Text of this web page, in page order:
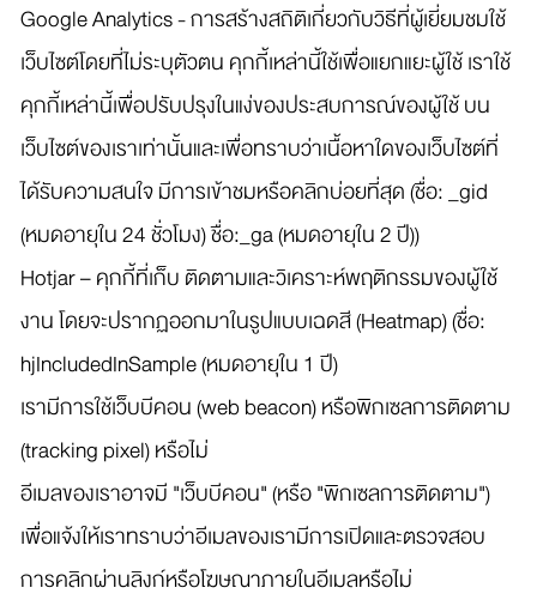
Google Analytics - การสร้างสถิติเกี่ยวกับวิธีที่ผู้เยี่ยมชมใช้
เว็บไซต์โดยที่ไม่ระบุตัวตน คุกกี้เหล่านี้ใช้เพื่อแยกแยะผู้ใช้ เราใช้
คุกกี้เหล่านี้เพื่อปรับปรุงในแง่ของประสบการณ์ของผู้ใช้ บน
เว็บไซต์ของเราเท่านั้นและเพื่อทราบว่าเนื้อหาใดของเว็บไซต์ที่
ได้รับความสนใจ มีการเข้าชมหรือคลิกบ่อยที่สุด (ชื่อ: _gid
(หมดอายุใน 24 ชั่วโมง) ชื่อ:_ga (หมดอายุใน 2 ปี))
Hotjar – คุกกี้ที่เก็บ ติดตามและวิเคราะห์พฤติกรรมของผู้ใช้
งาน โดยจะปรากฏออกมาในรูปแบบเฉดสี (Heatmap) (ชื่อ:
hjIncludedInSample (หมดอายุใน 1 ปี)
เรามีการใช้เว็บบีคอน (web beacon) หรือพิกเซลการติดตาม
(tracking pixel) หรือไม่
อีเมลของเราอาจมี "เว็บบีคอน" (หรือ "พิกเซลการติดตาม")
เพื่อแจ้งให้เราทราบว่าอีเมลของเรามีการเปิดและตรวจสอบ
การคลิกผ่านลิงก์หรือโฆษณาภายในอีเมลหรือไม่